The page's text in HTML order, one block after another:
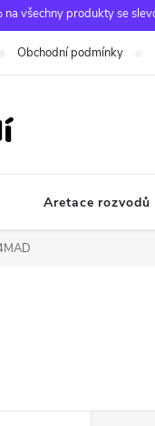
všechny produkty se
Obchodní podmínky
Aretace rozvodů